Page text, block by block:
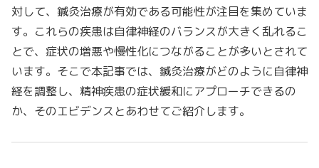
対して、鍼灸治療が有効である可能性が注目を集めていま
す。これらの疾患は自律神経のバランスが大きく乱れるこ
とで、症状の増悪や慢性化につながることが多いとされて
います。そこで本記事では、鍼灸治療がどのように自律神
経を調整し、精神疾患の症状緩和にアプローチできるの
か、そのエビデンスとあわせてご紹介します。